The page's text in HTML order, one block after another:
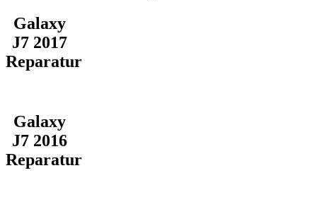
Galaxy
J7 2017
Reparatur
Galaxy
J7 2016
Reparatur